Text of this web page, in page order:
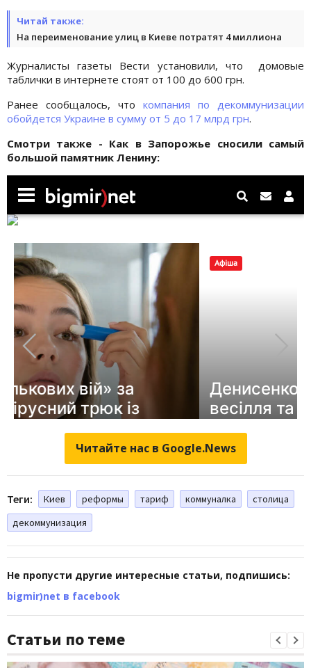
Читай также:
На переименование улиц в Киеве потратят 4 миллиона
Журналисты газеты Вести установили, что домовые
таблички в интернете стоят от 100 до 600 грн.
Ранее сообщалось, что компания по декоммунизации
обойдется Украине в сумму от 5 до 17 млрд грн.
Смотри также - Как в Запорожье сносили самый
большой памятник Ленину:
Читайте нас в Google.News
Теги: Киев реформы тариф коммуналка
столица
декоммунизация
Не пропусти другие интересные статьи, подпишись:
bigmir)net в facebook
Статьи по теме